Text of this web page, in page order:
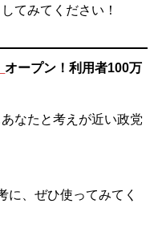
てみてください！
オープン！利用者100万
なたと考えが近い政党
に、ぜひ使ってみてく